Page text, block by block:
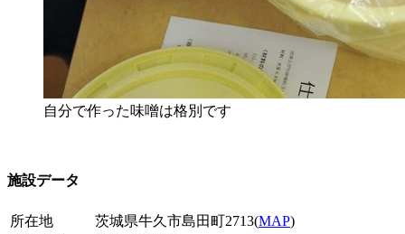
自分で作った味噌は格別です
施設データ
所在地 茨城県牛久市島田町2713(MAP)